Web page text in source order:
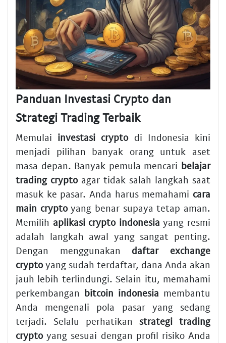
Panduan Investasi Crypto dan
Strategi Trading Terbaik
Memulai investasi cryptodi Indonesia kini
menjadi pilihan banyak orang untuk aset
masa depan. Banyak pemula mencari belajar
trading cryptoagar tidak salah langkah saat
masuk ke pasar. Anda harus memahami cara
main cryptoyang benar supaya tetap aman.
Memilih aplikasi crypto indonesia yang resmi
adalah langkah awal yang sangat penting.
Dengan menggunakan daftar exchange
cryptoyang sudah terdaftar, dana Anda akan
jauh lebih terlindungi. Selain itu, memahami
perkembangan bitcoin indonesia membantu
Anda mengenali pola pasar yang sedang
terjadi. Selalu perhatikan strategi trading
cryptoyang sesuai dengan profil risiko Anda